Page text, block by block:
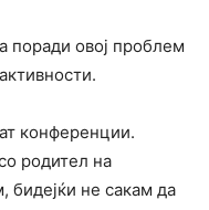
поради овој проблем
конференции.
родител на
бидејќи не сакам да